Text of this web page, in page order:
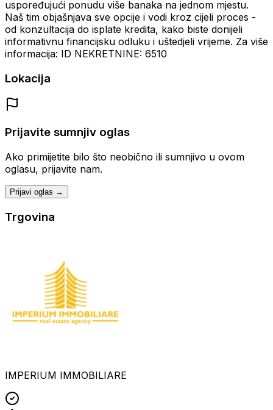
uspoređujući ponudu više banaka na jednom mjestu.
Naš tim objašnjava sve opcije i vodi kroz cijeli proces -
od konzultacija do isplate kredita, kako biste donijeli
informativnu financijsku odluku i uštedjeli vrijeme. Za više
informacija: ID NEKRETNINE: 6510
Lokacija
Prijavite sumnjiv oglas
Ako primijetite bilo što neobično ili sumnjivo u ovom
oglasu, prijavite nam.
Prijavi oglas →
Trgovina
IMPERIUM IMMOBILIARE